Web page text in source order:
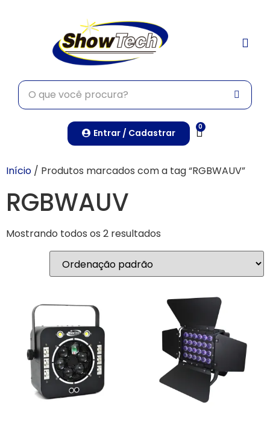
Entrar / Cadastrar
0
Início / Produtos marcados com a tag “RGBWAUV”
RGBWAUV
Mostrando todos os 2 resultados